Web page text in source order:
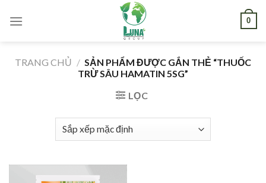
0
TRANG CHỦ / SẢN PHẨM ĐƯỢC GẮN THẺ “THUỐC
TRỪ SÂU HAMATIN 5SG”
LỌC